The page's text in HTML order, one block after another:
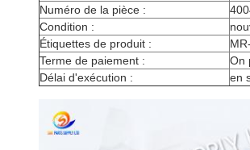
Numéro de la pièce :
Condition :
Étiquettes de produit :
Terme de paiement :
On
Délai d'exécution :
en